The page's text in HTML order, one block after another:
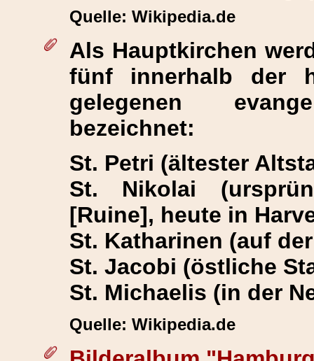
Quelle: Wikipedia.de
Als Hauptkirchen
fünf innerhalb der
gelegenen
bezeichnet:
St. Petri (ältester
St. Nikolai
[Ruine], heute in
St. Katharinen (auf
St. Jacobi (östliche
St. Michaelis (in der
Quelle: Wikipedia.de